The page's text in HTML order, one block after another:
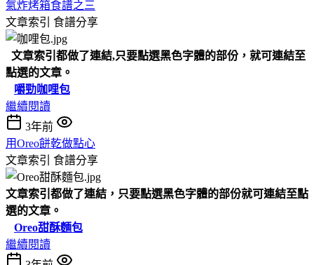
氣炸烤箱食譜之三
文章索引 食譜分享
文章索引都做了連結,只要點選黑色字體的部份，就可連結至
點選的文章。
嚼勁咖哩包
繼續閱讀
3年前
用Oreo餅乾做點心
文章索引 食譜分享
文章索引都做了連結，只要點選黑色字體的部份就可連結至點
選的文章。
Oreo甜酥麵包
繼續閱讀